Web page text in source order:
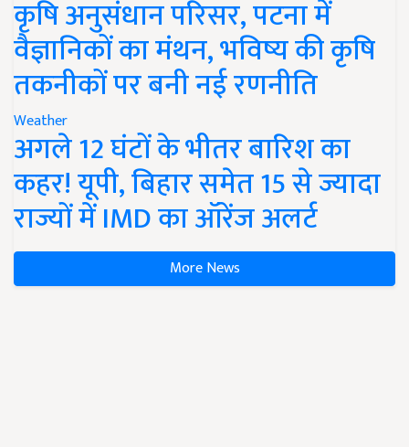
कृषि अनुसंधान परिसर, पटना में
वैज्ञानिकों का मंथन, भविष्य की कृषि
तकनीकों पर बनी नई रणनीति
Weather
अगले 12 घंटों के भीतर बारिश का
कहर! यूपी, बिहार समेत 15 से ज्यादा
राज्यों में IMD का ऑरेंज अलर्ट
More News